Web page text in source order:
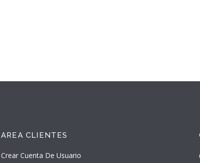
AREA CLIENTES
Crear Cuenta De Usuario